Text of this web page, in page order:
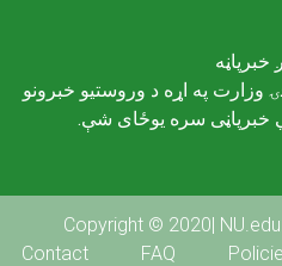
خبرپاڼه
وزارت په اړه د وروستیو خبرونو
خبرپاڼی سره یوځای شې.
Copyright © 2020|
Footer menu
Contact FAQ